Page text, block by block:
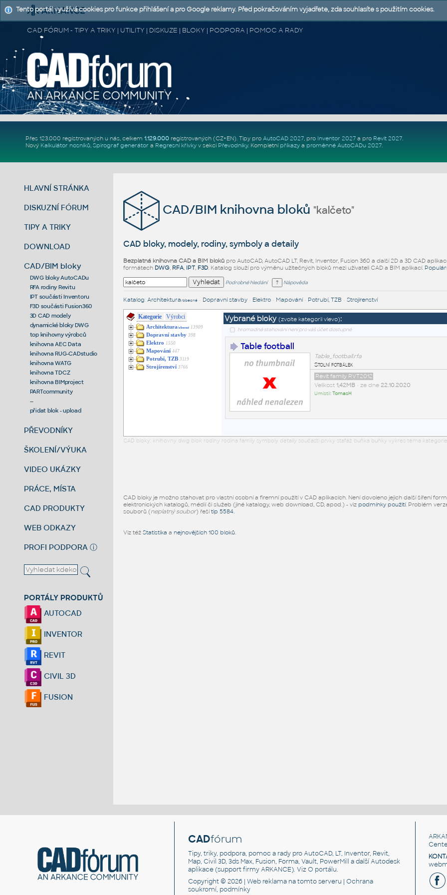
CAD FÓRUM - TIPY A TRIKY | UTILITY | DISKUZE | BLOKY | PODPORA | POMOC A RADY
Přes 123.000 registrovaných u nás, celkem 1.129.000registrovaných (CZ+EN). Tipy pro AutoCAD 2027, pro Inventor 2027a pro Revit 2027.
Nový Kalkulátor nosníků, Spirograf generátor a Regresní křivkyv sekci Převodníky. Kompletní příkazya proměnné AutoCADu 2027.
HLAVNÍ STRÁNKA
DISKUZNÍ FÓRUM
TIPY A TRIKY
DOWNLOAD
CAD/BIM bloky
DWG bloky AutoCADu
RFA rodiny Revitu
IPT součásti Inventoru
F3D součásti Fusion360
3D CAD modely
dynamické bloky DWG
top knihovny výrobců
knihovna AEC Data
knihovna RUG-CADstudio
knihovna WATG
knihovna TDCZ
knihovna BIMproject
PARTcommunity
--
přidat blok - upload
PŘEVODNÍKY
ŠKOLENÍ/VÝUKA
VIDEO UKÁZKY
PRÁCE, MÍSTA
CAD PRODUKTY
WEB ODKAZY
PROFI PODPORA ⓘ
PORTÁLY PRODUKTŮ
AUTOCAD
INVENTOR
REVIT
CIVIL 3D
FUSION
CAD/BIM knihovna bloků "kalčeto"
CAD bloky, modely, rodiny, symboly a detaily
Bezplatná knihovna CAD a BIM blokůpro AutoCAD, AutoCAD LT, Revit, Inventor, Fusion 360 a další 2D a 3D CAD
formátech DWG, RFA, IPT, F3D. Katalog slouží pro výměnu užitečných bloků mezi uživateli CAD a BIM aplikací.
Podrobné hledání Nápověda
Katalog: Architektura /obecné• Dopravní stavby• Elektro• Mapování• Potrubí, TZB • Strojírenství
Kategorie Výrobci
Architektura/obecné 13909
Dopravní stavby 398
Elektro 1550
Mapování 447
Potrubí, TZB 3119
Strojírenství 3766
Vybrané bloky (zvolte kategorii vlevo):
hromadné stahování není pro váš účet dostupné
Table football
Table_football.rfa
Stolní fotbálek
Revit family RVT2012
Velikost 1,42MB• ze dne 22.10.2020
Umístil:TomasH
CAD bloky: knihovny dwg blok rodiny rodina family symboly detaily součásti prvky stafáž buňka buňky výkres téma
CAD bloky je možno stahovat pro vlastní osobní a firemní použití v CAD aplikacích. Není dovoleno jejich další šíření
elektronických katalogů, médií či služeb (jiné katalogy, web download, CD, apod.) - viz podmínky použití. Problém
souborů (neplatný soubor) řešítip 5584.
Viz též Statistika a nejnovějších 100 bloků.
CADfórum
Tipy, triky, podpora, pomoc a rady pro AutoCAD, LT, Inventor, Revit,
Map, Civil 3D, 3ds Max, Fusion, Forma, Vault, PowerMill a další Autodesk
aplikace (support firmy ARKANCE). VizO portálu.
Copyright © 2026 |Web reklama na tomto serveru |Ochrana
soukromí, podmínky
Tento portál využívá cookies pro funkce přihlášení a pro Google reklamy. Před pokračováním vyjadřete, zda souhlasíte s použitím cookies.